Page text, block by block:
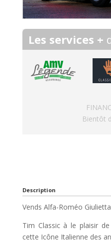
Les services +
Bientôt
Description
Vends Alfa-Roméo
Tim Classic à le plaisir
cette Icône Italienne des